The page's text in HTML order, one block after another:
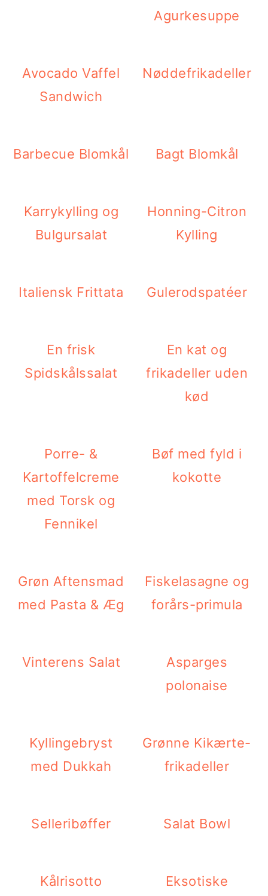
Agurkesuppe
Avocado Vaffel
Sandwich
Nøddefrikadeller
Barbecue Blomkål Bagt Blomkål
Karrykylling og
Bulgursalat
Honning-Citron
Kylling
Italiensk Frittata Gulerodspatéer
En frisk
Spidskålssalat
En kat og
frikadeller uden
kød
Porre- &
Kartoffelcreme
med Torsk og
Fennikel
Bøf med fyld i
kokotte
Grøn Aftensmad
med Pasta & Æg
Fiskelasagne og
forårs-primula
Vinterens Salat
Asparges
polonaise
Kyllingebryst
med Dukkah
Grønne Kikærte-
frikadeller
Selleribøffer Salat Bowl
Kålrisotto
Eksotiske